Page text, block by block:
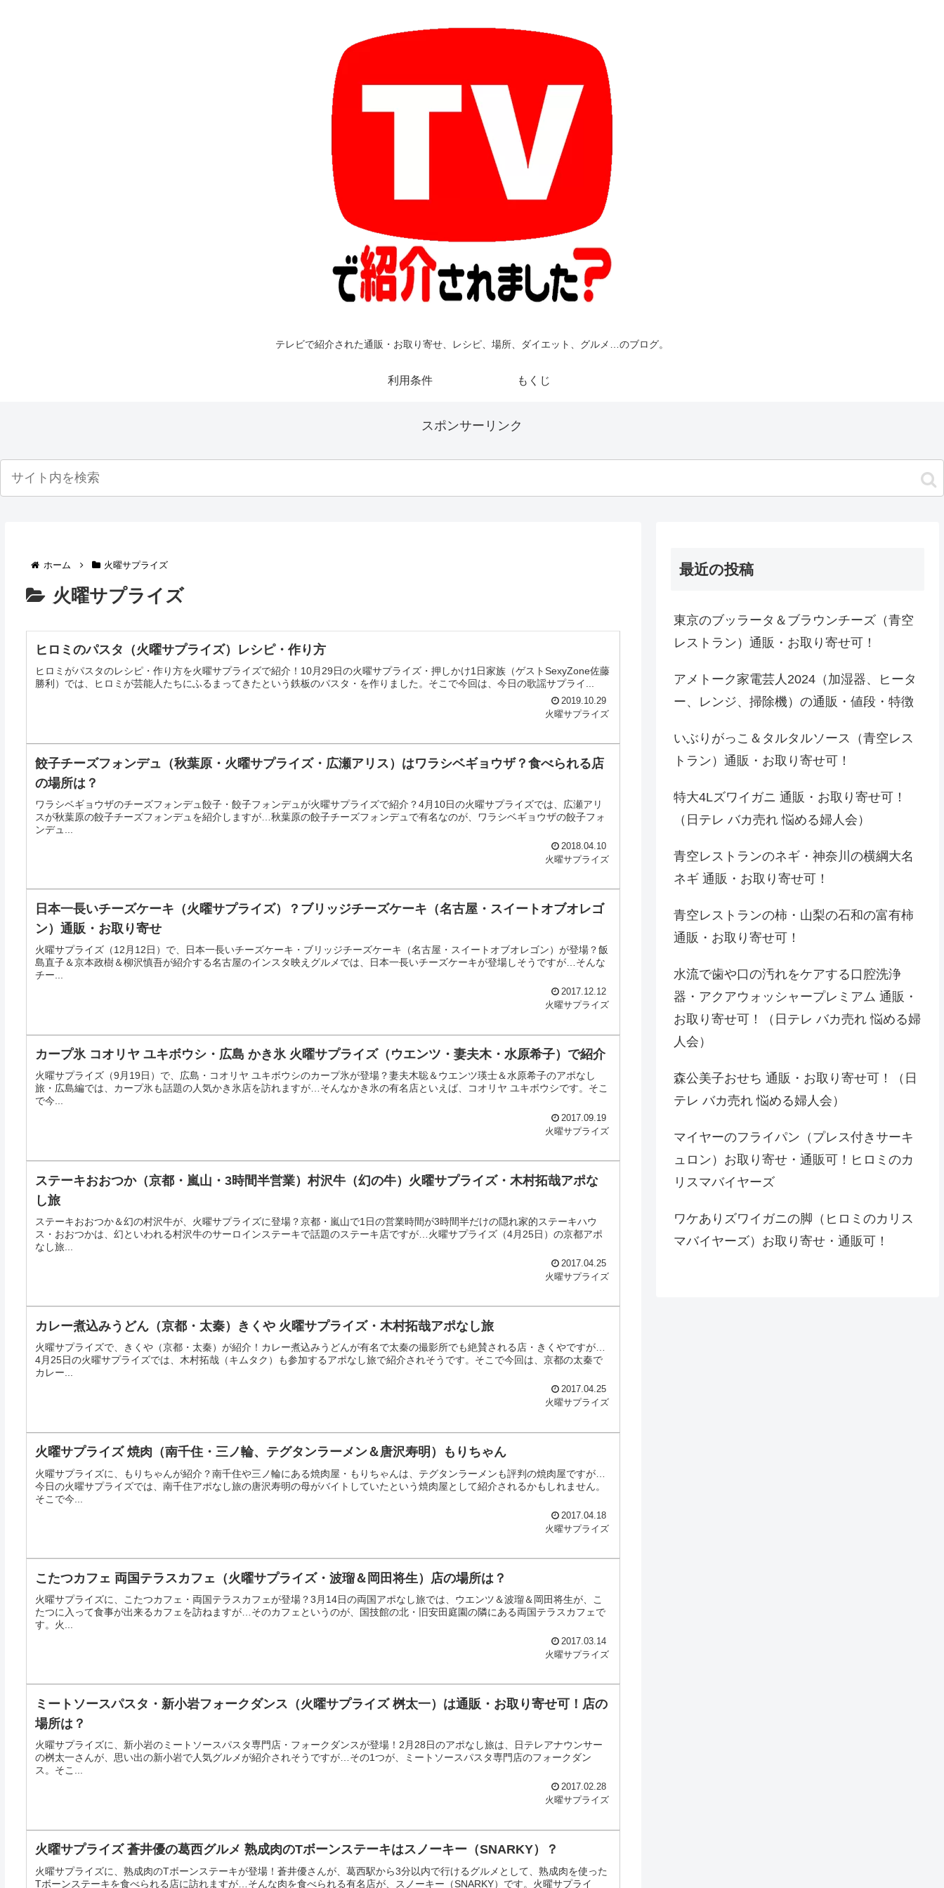
テレビで紹介された通販・お取り寄せ、レシピ、場所、ダイエット、グルメ…のブログ。
利用条件 もくじ
スポンサーリンク
ホーム 火曜サプライズ
火曜サプライズ
ヒロミのパスタ（火曜サプライズ）レシピ・作り方
ヒロミがパスタのレシピ・作り方を火曜サプライズで紹介！10月29日の火曜サプライズ・押しかけ1日家族（ゲストSexyZone佐藤
勝利）では、ヒロミが芸能人たちにふるまってきたという鉄板のパスタ・を作りました。そこで今回は、今日の歌謡サプライ...
2019.10.29
火曜サプライズ
餃子チーズフォンデュ（秋葉原・火曜サプライズ・広瀬アリス）はワラシベギョウザ？食べられる店
の場所は？
ワラシベギョウザのチーズフォンデュ餃子・餃子フォンデュが火曜サプライズで紹介？4月10日の火曜サプライズでは、広瀬アリ
スが秋葉原の餃子チーズフォンデュを紹介しますが…秋葉原の餃子チーズフォンデュで有名なのが、ワラシベギョウザの餃子フォ
ンデュ...
2018.04.10
火曜サプライズ
日本一長いチーズケーキ（火曜サプライズ）？ブリッジチーズケーキ（名古屋・スイートオブオレゴ
ン）通販・お取り寄せ
火曜サプライズ（12月12日）で、日本一長いチーズケーキ・ブリッジチーズケーキ（名古屋・スイートオブオレゴン）が登場？飯
島直子＆京本政樹＆柳沢慎吾が紹介する名古屋のインスタ映えグルメでは、日本一長いチーズケーキが登場しそうですが…そんな
チー...
2017.12.12
火曜サプライズ
カープ氷 コオリヤ ユキボウシ・広島 かき氷 火曜サプライズ（ウエンツ・妻夫木・水原希子）で紹介
火曜サプライズ（9月19日）で、広島・コオリヤ ユキボウシのカープ氷が登場？妻夫木聡＆ウエンツ瑛士＆水原希子のアポなし
旅・広島編では、カープ氷も話題の人気かき氷店を訪れますが…そんなかき氷の有名店といえば、コオリヤ ユキボウシです。そこ
で今...
2017.09.19
火曜サプライズ
ステーキおおつか（京都・嵐山・3時間半営業）村沢牛（幻の牛）火曜サプライズ・木村拓哉アポな
し旅
ステーキおおつか＆幻の村沢牛が、火曜サプライズに登場？京都・嵐山で1日の営業時間が3時間半だけの隠れ家的ステーキハウ
ス・おおつかは、幻といわれる村沢牛のサーロインステーキで話題のステーキ店ですが…火曜サプライズ（4月25日）の京都アポ
なし旅...
2017.04.25
火曜サプライズ
カレー煮込みうどん（京都・太秦）きくや 火曜サプライズ・木村拓哉アポなし旅
火曜サプライズで、きくや（京都・太秦）が紹介！カレー煮込みうどんが有名で太秦の撮影所でも絶賛される店・きくやですが…
4月25日の火曜サプライズでは、木村拓哉（キムタク）も参加するアポなし旅で紹介されそうです。そこで今回は、京都の太秦で
カレー...
2017.04.25
火曜サプライズ
火曜サプライズ 焼肉（南千住・三ノ輪、テグタンラーメン＆唐沢寿明）もりちゃん
火曜サプライズに、もりちゃんが紹介？南千住や三ノ輪にある焼肉屋・もりちゃんは、テグタンラーメンも評判の焼肉屋ですが…
今日の火曜サプライズでは、南千住アポなし旅の唐沢寿明の母がバイトしていたという焼肉屋として紹介されるかもしれません。
そこで今...
2017.04.18
火曜サプライズ
こたつカフェ 両国テラスカフェ（火曜サプライズ・波瑠＆岡田将生）店の場所は？
火曜サプライズに、こたつカフェ・両国テラスカフェが登場？3月14日の両国アポなし旅では、ウエンツ＆波瑠＆岡田将生が、こ
たつに入って食事が出来るカフェを訪ねますが…そのカフェというのが、国技館の北・旧安田庭園の隣にある両国テラスカフェで
す。火...
2017.03.14
火曜サプライズ
ミートソースパスタ・新小岩フォークダンス（火曜サプライズ 桝太一）は通販・お取り寄せ可！店の
場所は？
火曜サプライズに、新小岩のミートソースパスタ専門店・フォークダンスが登場！2月28日のアポなし旅は、日テレアナウンサー
の桝太一さんが、思い出の新小岩で人気グルメが紹介されそうですが…その1つが、ミートソースパスタ専門店のフォークダン
ス。そこ...
2017.02.28
火曜サプライズ
火曜サプライズ 蒼井優の葛西グルメ 熟成肉のTボーンステーキはスノーキー（SNARKY）？
火曜サプライズに、熟成肉のTボーンステーキが登場！蒼井優さんが、葛西駅から3分以内で行けるグルメとして、熟成肉を使った
Tボーンステーキを食べられる店に訪れますが…そんな肉を食べられる有名店が、スノーキー（SNARKY）です。火曜サプライ
最近の投稿
東京のブッラータ＆ブラウンチーズ（青空
レストラン）通販・お取り寄せ可！
アメトーク家電芸人2024（加湿器、ヒータ
ー、レンジ、掃除機）の通販・値段・特徴
いぶりがっこ＆タルタルソース（青空レス
トラン）通販・お取り寄せ可！
特大4Lズワイガニ 通販・お取り寄せ可！
（日テレ バカ売れ 悩める婦人会）
青空レストランのネギ・神奈川の横綱大名
ネギ 通販・お取り寄せ可！
青空レストランの柿・山梨の石和の富有柿
通販・お取り寄せ可！
水流で歯や口の汚れをケアする口腔洗浄
器・アクアウォッシャープレミアム 通販・
お取り寄せ可！（日テレ バカ売れ 悩める婦
人会）
森公美子おせち 通販・お取り寄せ可！（日
テレ バカ売れ 悩める婦人会）
マイヤーのフライパン（プレス付きサーキ
ュロン）お取り寄せ・通販可！ヒロミのカ
リスマバイヤーズ
ワケありズワイガニの脚（ヒロミのカリス
マバイヤーズ）お取り寄せ・通販可！